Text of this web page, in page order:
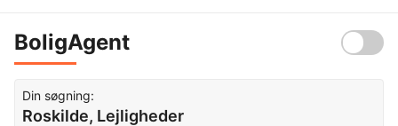
BoligAgent
Din søgning:
Roskilde, Lejligheder